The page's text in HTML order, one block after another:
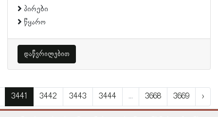
პირები
წყარო
დაწვრილებით
3441 3442 3443 3444 ... 3668 3669 ›